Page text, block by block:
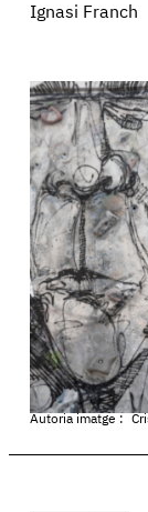
Ignasi Franch
Autoria imatge :